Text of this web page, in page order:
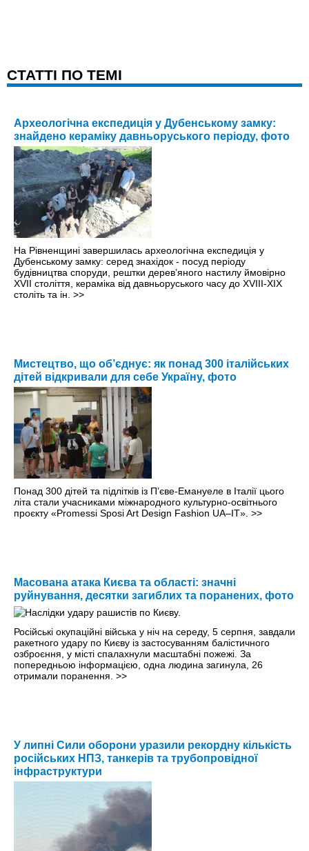
CТАТТІ ПО ТЕМІ
Археологічна експедиція у Дубенському замку:
знайдено кераміку давньоруського періоду, фото
На Рівненщині завершилась археологічна експедиція у
Дубенському замку: серед знахідок - посуд періоду
будівництва споруди, рештки дерев’яного настилу ймовірно
ХVІІ століття, кераміка від давньоруського часу до ХVІІІ-ХІХ
століть та ін. >>
Мистецтво, що об’єднує: як понад 300 італійських
дітей відкривали для себе Україну, фото
Понад 300 дітей та підлітків із П’єве-Емануеле в Італії цього
літа стали учасниками міжнародного культурно-освітнього
проєкту «Promessi Sposi Art Design Fashion UA–IT». >>
Масована атака Києва та області: значні
руйнування, десятки загиблих та поранених, фото
Російські окупаційні війська у ніч на середу, 5 серпня, завдали
ракетного удару по Києву із застосуванням балістичного
озброєння, у місті спалахнули масштабні пожежі. За
попередньою інформацією, одна людина загинула, 26
отримали поранення. >>
У липні Сили оборони уразили рекордну кількість
російських НПЗ, танкерів та трубопровідної
інфраструктури